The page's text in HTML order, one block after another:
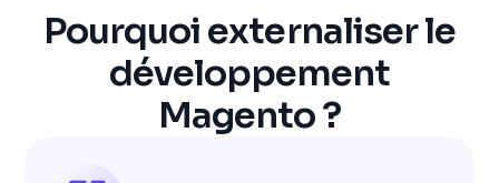
Pourquoi externaliser le
développement
Magento ?